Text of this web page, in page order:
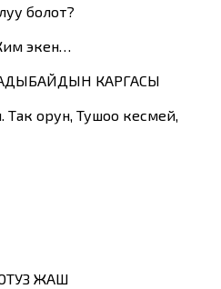
болот?
экен…
КАРГАСЫ
орун, Тушоо кесмей,
ЖАШ